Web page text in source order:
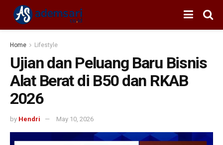
Home Lifestyle
Ujian dan Peluang Baru Bisnis
Alat Berat di B50 dan RKAB
2026
by Hendri May 10, 2026